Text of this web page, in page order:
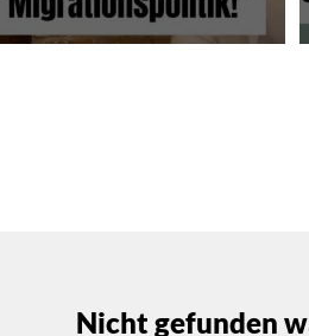
Nicht gefunden